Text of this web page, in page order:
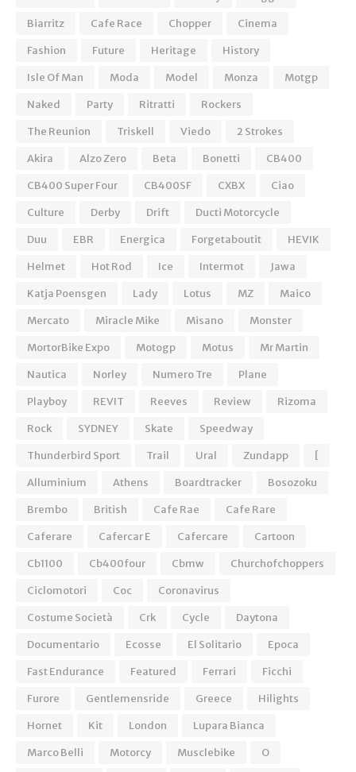
Biarritz
Cafe Race Chopper
Cinema
Fashion
Future Heritage
History
Isle Of Man
Moda Model Monza
Motgp
Naked
Party Ritratti
Rockers
The Reunion
Triskell Viedo
2 Strokes
Akira
Alzo Zero Beta Bonetti
CB400
CB400 Super Four
CB400SF CXBX
Ciao
Culture
Derby Drift
Ducti Motorcycle
Duu
EBR Energica Forgetaboutit
HEVIK
Helmet
Hot Rod Ice Intermot
Jawa
Katja Poensgen
Lady Lotus MZ
Maico
Mercato
Miracle Mike Misano
Monster
MortorBike Expo
Motogp Motus
Mr Martin
Nautica
Norley Numero Tre
Plane
Playboy
REVIT Reeves Review
Rizoma
Rock
SYDNEY Skate
Speedway
Thunderbird Sport
Trail Ural Zundapp
[
Alluminium
Athens Boardtracker
Bosozoku
Brembo
British Cafe Rae
Cafe Rare
Caferare
Cafercar E Cafercare
Cartoon
Cb1100
Cb400four Cbmw
Churchofchoppers
Ciclomotori
Coc
Coronavirus
Costume Società
Crk Cycle
Daytona
Documentario
Ecosse El Solitario
Epoca
Fast Endurance
Featured Ferrari
Ficchi
Furore
Gentlemensride Greece
Hilights
Hornet
Kit London
Lupara Bianca
Marco Belli
Motorcy Musclebike
O